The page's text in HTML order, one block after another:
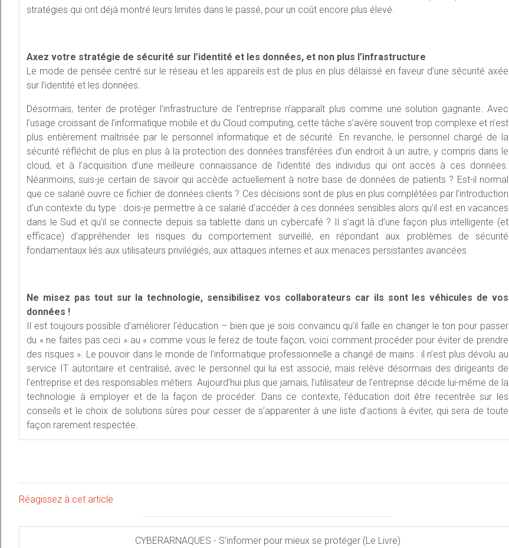
stratégies qui ont déjà montré leurs limites dans le passé, pour un coût encore plus élevé.
Axez votre stratégie de sécurité sur l’identité et les données, et non plus l’infrastructure
Le mode de pensée centré sur le réseau et les appareils est de plus en plus délaissé en faveur d’une sécurité axée
sur l’identité et les données.
Désormais, tenter de protéger l’infrastructure de l’entreprise n’apparaît plus comme une solution gagnante. Avec
l’usage croissant de l’informatique mobile et du Cloud computing, cette tâche s’avère souvent trop complexe et n’est
plus entièrement maîtrisée par le personnel informatique et de sécurité. En revanche, le personnel chargé de la
sécurité réfléchit de plus en plus à la protection des données transférées d’un endroit à un autre, y compris dans le
cloud, et à l’acquisition d’une meilleure connaissance de l’identité des individus qui ont accès à ces données.
Néanmoins, suis-je certain de savoir qui accède actuellement à notre base de données de patients ? Est-il normal
que ce salarié ouvre ce fichier de données clients ? Ces décisions sont de plus en plus complétées par l’introduction
d’un contexte du type : dois-je permettre à ce salarié d’accéder à ces données sensibles alors qu’il est en vacances
dans le Sud et qu’il se connecte depuis sa tablette dans un cybercafé ? Il s’agit là d’une façon plus intelligente (et
efficace) d’appréhender les risques du comportement surveillé, en répondant aux problèmes de sécurité
fondamentaux liés aux utilisateurs privilégiés, aux attaques internes et aux menaces persistantes avancées.
Ne misez pas tout sur la technologie, sensibilisez vos collaborateurs car ils sont les véhicules de vos
données !
Il est toujours possible d’améliorer l’éducation – bien que je sois convaincu qu’il faille en changer le ton pour passer
du « ne faites pas ceci » au « comme vous le ferez de toute façon, voici comment procéder pour éviter de prendre
des risques ». Le pouvoir dans le monde de l’informatique professionnelle a changé de mains : il n’est plus dévolu au
service IT autoritaire et centralisé, avec le personnel qui lui est associé, mais relève désormais des dirigeants de
l’entreprise et des responsables métiers. Aujourd’hui plus que jamais, l’utilisateur de l’entreprise décide lui-même de la
technologie à employer et de la façon de procéder. Dans ce contexte, l’éducation doit être recentrée sur les
conseils et le choix de solutions sûres pour cesser de s’apparenter à une liste d’actions à éviter, qui sera de toute
façon rarement respectée.
Réagissez à cet article
CYBERARNAQUES - S'informer pour mieux se protéger (Le Livre)